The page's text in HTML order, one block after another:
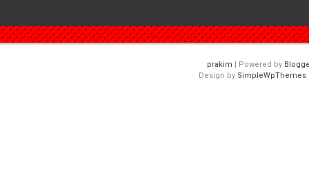
| Powered by
Design by SimpleWpThemes